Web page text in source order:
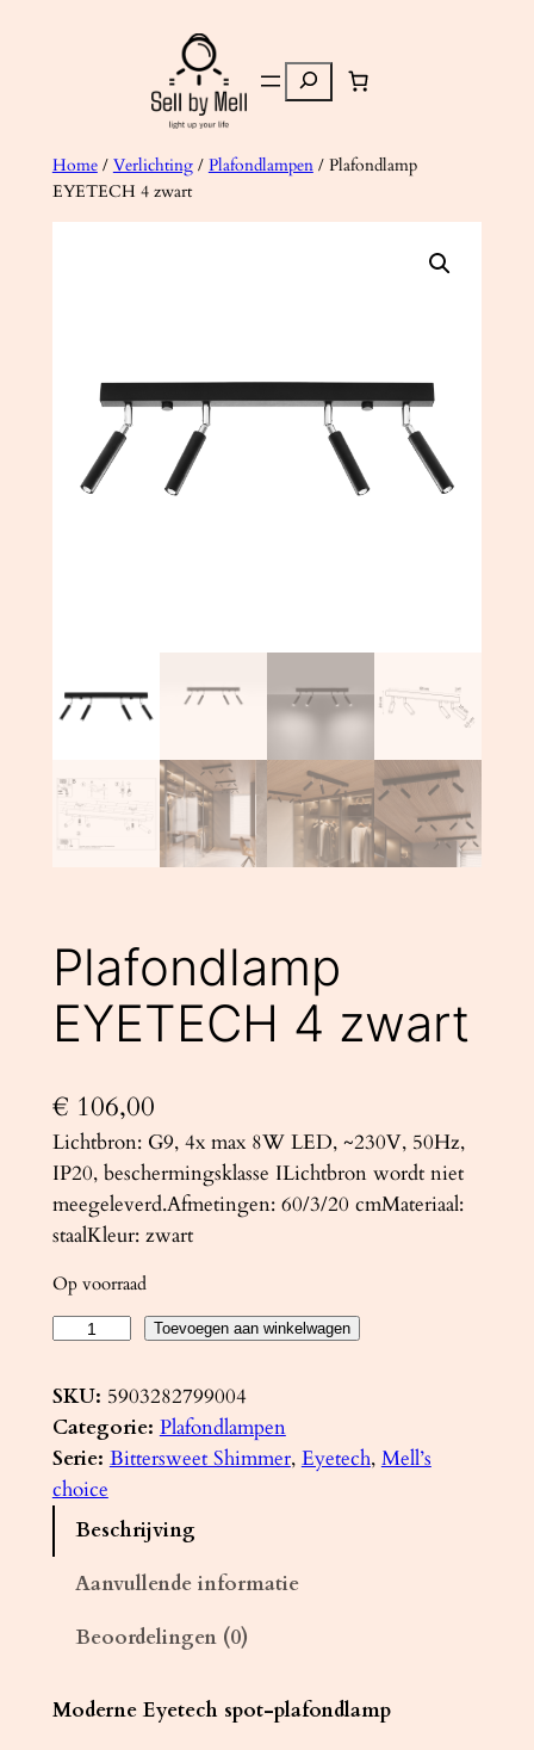
Zoeken
Home/ Verlichting/ Plafondlampen/ Plafondlamp
EYETECH 4 zwart
Plafondlamp
EYETECH 4 zwart
€ 106,00
Lichtbron: G9, 4x max 8W LED, ~230V, 50Hz,
IP20, beschermingsklasse ILichtbron wordt niet
meegeleverd.Afmetingen: 60/3/20 cmMateriaal:
staalKleur: zwart
Op voorraad
a
f
o
n
Y
Toevoegen aan winkelwagen
SKU: 5903282799004
Categorie: Plafondlampen
Serie: Bittersweet Shimmer, Eyetech, Mell’s
choice
Beschrijving
Aanvullende informatie
Beoordelingen (0)
Moderne Eyetech spot-plafondlamp